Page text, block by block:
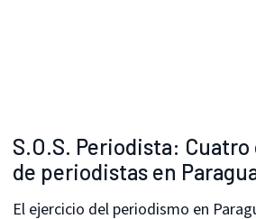
S.O.S. Periodista:
de periodistas en
El ejercicio del periodismo en